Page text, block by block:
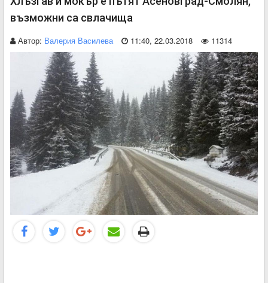
възможни са свлачища
Автор: Валерия Василева 11:40, 22.03.2018 11314